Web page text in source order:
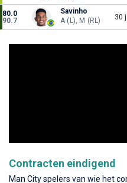
80.0
90.7
Savinho
A (L), M (RL)
30
Contracten eindigend
Man City spelers van wie het